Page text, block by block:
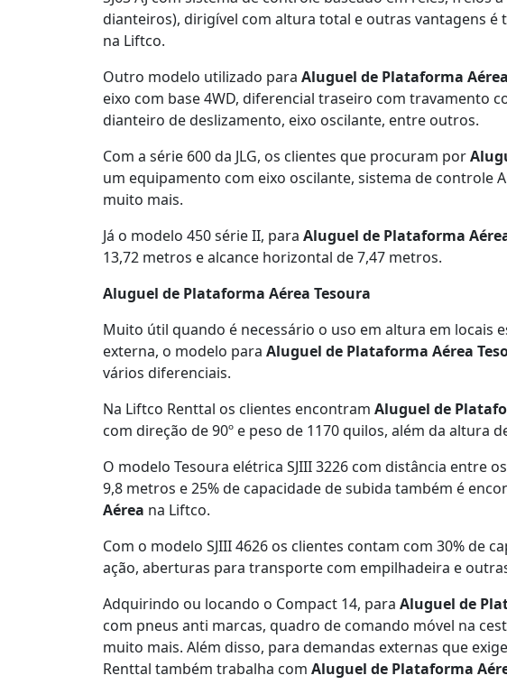
dianteiros), dirigível com altura total e outras vantagens é
na Liftco.
Outro modelo utilizado para Aluguel de Plataforma Aérea
eixo com base 4WD, diferencial traseiro com travamento
dianteiro de deslizamento, eixo oscilante, entre outros.
Com a série 600 da JLG, os clientes que procuram por
um equipamento com eixo oscilante, sistema de controle
muito mais.
Já o modelo 450 série II, para Aluguel de Plataforma
13,72 metros e alcance horizontal de 7,47 metros.
Aluguel de Plataforma Aérea Tesoura
Muito útil quando é necessário o uso em altura em locais
externa, o modelo para Aluguel de Plataforma Aérea
vários diferenciais.
Na Liftco Renttal os clientes encontram Aluguel de
com direção de 90º e peso de 1170 quilos, além da altura
O modelo Tesoura elétrica SJIII 3226 com distância entre
9,8 metros e 25% de capacidade de subida também é
Aérea na Liftco.
Com o modelo SJIII 4626 os clientes contam com 30% de
ação, aberturas para transporte com empilhadeira e
Adquirindo ou locando o Compact 14, para Aluguel de
com pneus anti marcas, quadro de comando móvel na
muito mais. Além disso, para demandas externas que
Renttal também trabalha com Aluguel de Plataforma